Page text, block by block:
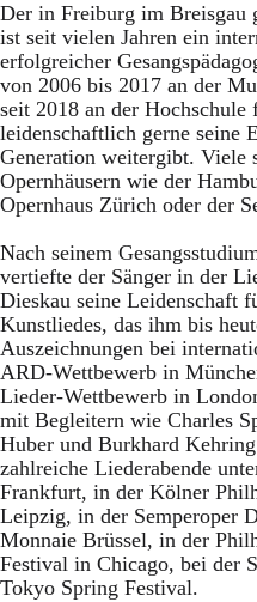
Der in Freiburg im Breisgau
ist seit vielen Jahren ein
erfolgreicher
von 2006 bis 2017 an der
seit 2018 an der
leidenschaftlich gerne seine
Generation weitergibt. Viele
Opernhäusern wie der
Opernhaus Zürich oder der
Nach seinem
vertiefte der Sänger in der
Dieskau seine Leidenschaft
Kunstliedes, das ihm bis
Auszeichnungen bei
ARD-Wettbewerb in
Lieder-Wettbewerb in
mit Begleitern wie Charles
Huber und Burkhard
zahlreiche Liederabende
Frankfurt, in der Kölner
Leipzig, in der Semperoper
Monnaie Brüssel, in der
Festival in Chicago, bei der
Tokyo Spring Festival.